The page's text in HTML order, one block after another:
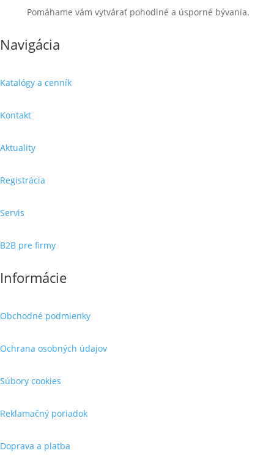
Pomáhame vám vytvárať pohodlné a úsporné bývania.
Navigácia
Katalógy a cenník
Kontakt
Aktuality
Registrácia
Servis
B2B pre firmy
Informácie
Obchodné podmienky
Ochrana osobných údajov
Súbory cookies
Reklamačný poriadok
Doprava a platba